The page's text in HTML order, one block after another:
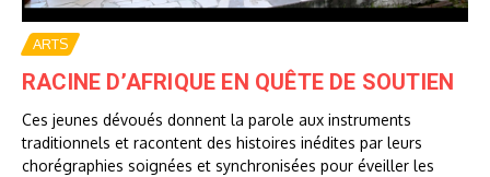
ARTS
RACINE D’AFRIQUE EN QUÊTE DE SOUTIEN
Ces jeunes dévoués donnent la parole aux instruments
traditionnels et racontent des histoires inédites par leurs
chorégraphies soignées et synchronisées pour éveiller les